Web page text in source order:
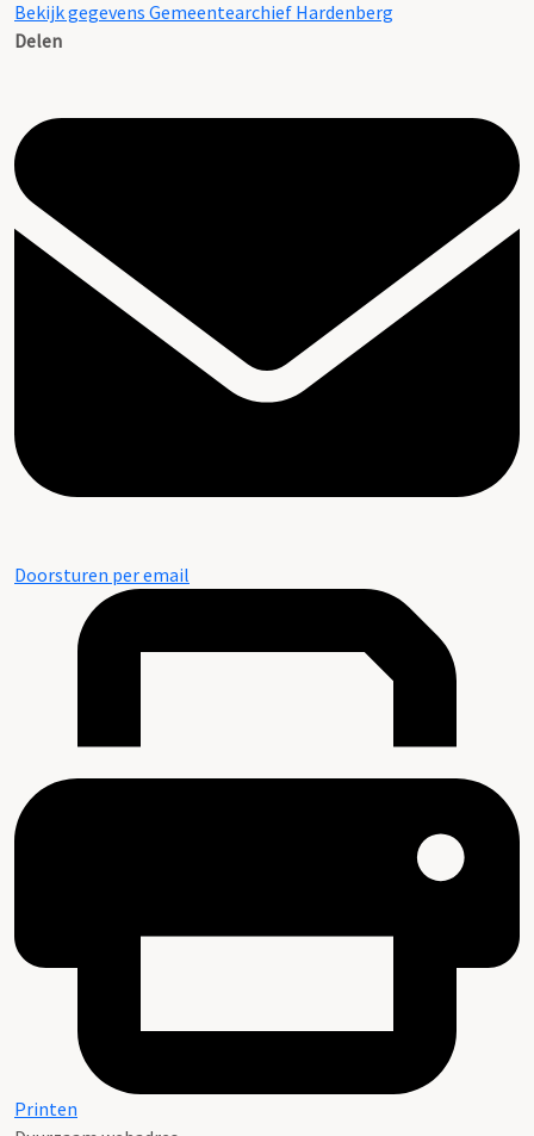
Bekijk gegevens Gemeentearchief Hardenberg
Delen
Doorsturen per email
Printen